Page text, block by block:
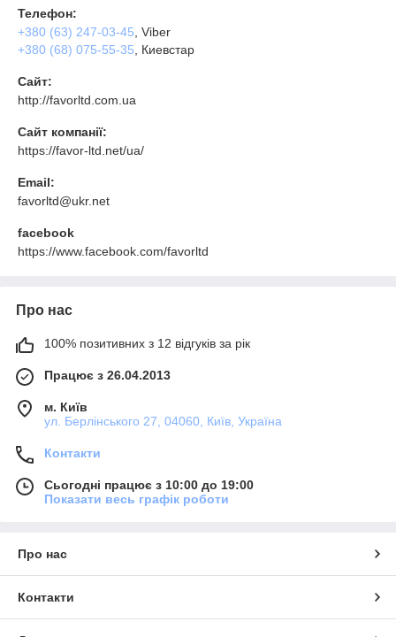
Телефон:
+380 (63) 247-03-45 , Viber
+380 (68) 075-55-35 , Киевстар
Сайт:
http://favorltd.com.ua
Сайт компанії:
https://favor-ltd.net/ua/
Email:
favorltd@ukr.net
facebook
https://www.facebook.com/favorltd
Про нас
100% позитивних з 12 відгуків за рік
Працює з 26.04.2013
м. Київ
ул. Берлінського 27, 04060, Київ, Україна
Контакти
Сьогодні працює з 10:00 до 19:00
Показати весь графік роботи
Про нас
Контакти